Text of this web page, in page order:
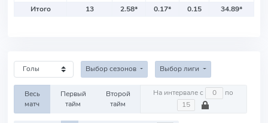
Итого
13 2.58* 0.17* 0.15 34.89*
Выбор сезонов Выбор лиги
Весь
матч
Первый
тайм
Второй
тайм
На интервале с по